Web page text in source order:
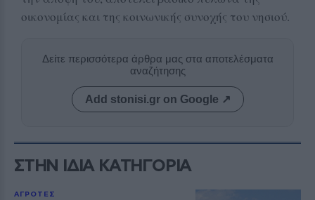
οικονομίας και της κοινωνικής συνοχής του νησιού.
Δείτε περισσότερα άρθρα μας στα αποτελέσματα
αναζήτησης
Add stonisi.gr on Google ↗
ΣΤΗΝ ΙΔΙΑ ΚΑΤΗΓΟΡΙΑ
ΑΓΡΟΤΕΣ